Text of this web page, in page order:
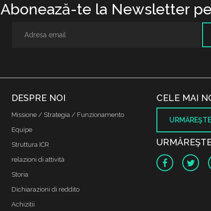
Abonează-te la Newsletter
DESPRE NOI
Missione / Strategia / Funzionamento
Equipe
Struttura ICR
relazioni di attività
Storia
Dichiarazioni di reddito
Achizitii
CELE MAI